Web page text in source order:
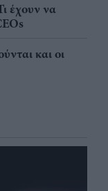
έχουν να
και οι